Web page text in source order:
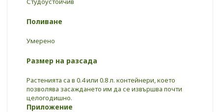
Поливане
Умерено
Размер на разсада
Растенията са в 0.4 или 0.8 л. контейнери, което
позволява засаждането им да се извършва почти
целогодишно.
Приложение